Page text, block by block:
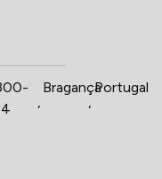
,
Bragança
,
Portugal